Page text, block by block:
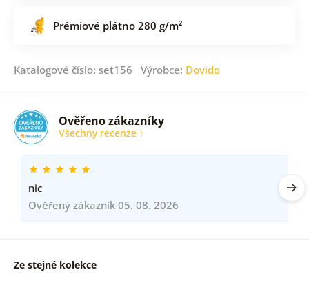
Prémiové plátno 280 g/m²
Katalogové číslo: set156 Výrobce: Dovido
Ověřeno zákazníky
Všechny recenze
nic
Ověřený zákazník 05. 08. 2026
Ze stejné kolekce